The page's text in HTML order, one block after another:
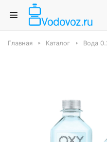
Главная Каталог Вода